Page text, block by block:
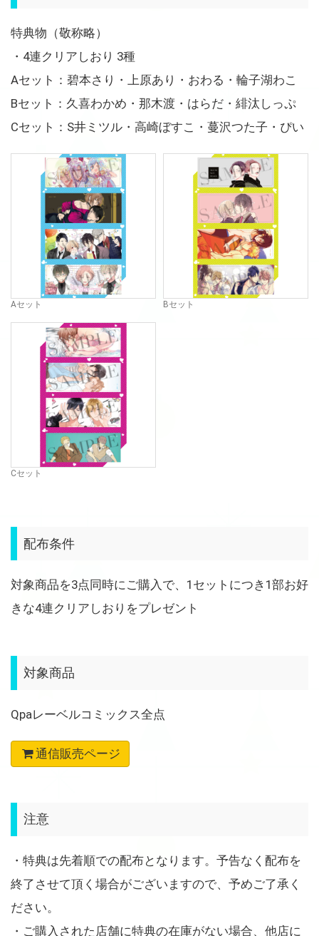
特典物（敬称略）
・4連クリアしおり 3種
Aセット：碧本さり・上原あり・おわる・輪子湖わこ
Bセット：久喜わかめ・那木渡・はらだ・緋汰しっぷ
Cセット：S井ミツル・高崎ぼすこ・蔓沢つた子・ぴい
Aセット Bセット
Cセット
配布条件
対象商品を3点同時にご購入で、1セットにつき1部お好
きな4連クリアしおりをプレゼント
対象商品
Qpaレーベルコミックス全点
通信販売ページ
注意
・特典は先着順での配布となります。予告なく配布を
終了させて頂く場合がございますので、予めご了承く
ださい。
・ご購入された店舗に特典の在庫がない場合、他店に